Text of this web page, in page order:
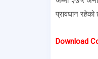
प्रावधान रहेको
Download